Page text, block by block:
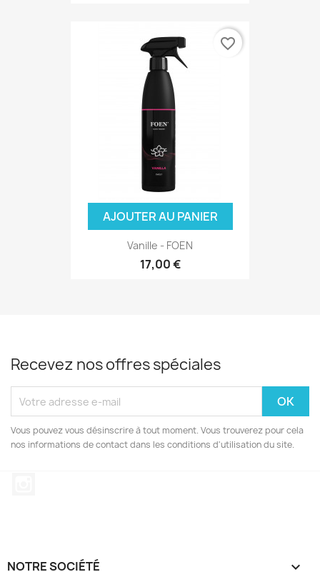
AJOUTER AU PANIER
Vanille - FOEN
17,00 €
favorite_border
Recevez nos offres spéciales
Vous pouvez vous désinscrire à tout moment. Vous trouverez pour cela
nos informations de contact dans les conditions d'utilisation du site.
NOTRE SOCIÉTÉ 